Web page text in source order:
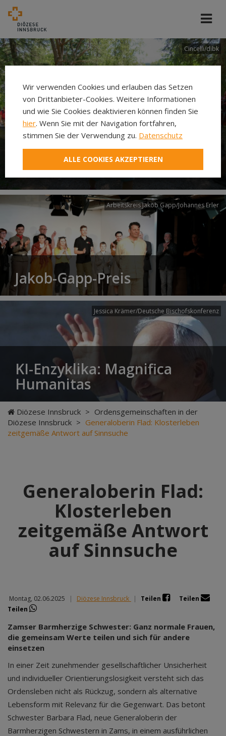
Cincelli/dibk
Neuer Pilgerweg Via
Laudato si’
Arbeitskreis Jakob Gapp/Johannes Erler
Jakob-Gapp-Preis
Jessica Krämer/Deutsche Bischofskonferenz
KI-Enzyklika: Magnifica
Humanitas
Diözese Innsbruck > Ordensgemeinschaften in der
Diözese Innsbruck > Generaloberin Flad: Klosterleben
zeitgemäße Antwort auf Sinnsuche
Generaloberin Flad:
Klosterleben
zeitgemäße Antwort
auf Sinnsuche
Montag, 02.06.2025 | Diözese Innsbruck | Teilen
Teilen
Teilen
Zamser Barmherzige Schwester: Ganz normale Frauen,
die gemeinsam Werte teilen und sich für andere
einsetzen
In einer Zeit zunehmender gesellschaftlicher Unsicherheit
und individueller Orientierungslosigkeit versteht sich das
Ordensleben nicht als Rückzug, sondern als alternative
Lebensform mit Relevanz für die Gegenwart. Das betont
Schwester Barbara Flad, neue Generaloberin der
Barmherzigen Schwestern in Zams, in einem ausführlichen
Wir verwenden Cookies und erlauben das Setzen
von Drittanbieter-Cookies. Weitere Informationen
und wie Sie Cookies deaktivieren können finden Sie
hier. Wenn Sie mit der Navigation fortfahren,
stimmen Sie der Verwendung zu. Datenschutz
ALLE COOKIES AKZEPTIEREN